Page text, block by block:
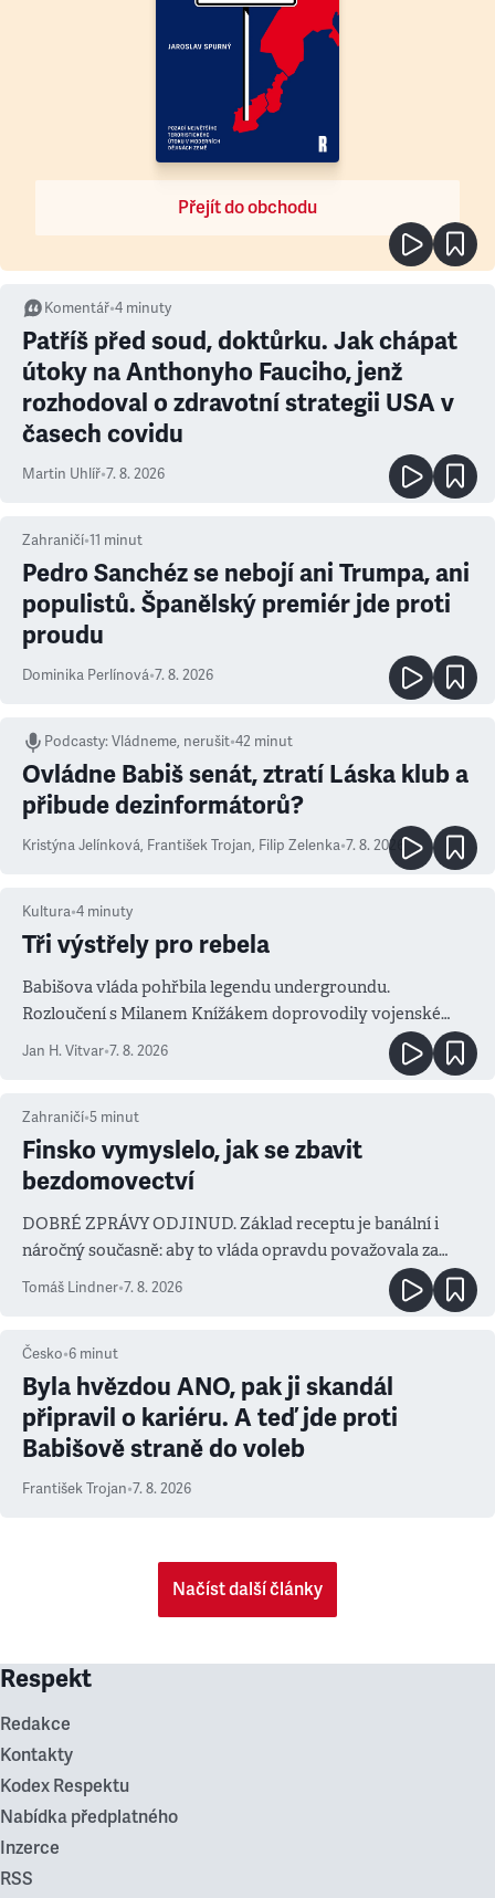
Přejít do obchodu
Komentář•4 minuty
Patříš před soud, doktůrku. Jak chápat
útoky na Anthonyho Fauciho, jenž
rozhodoval o zdravotní strategii USA v
časech covidu
Martin Uhlíř•7. 8. 2026
Zahraničí•11 minut
Pedro Sanchéz se nebojí ani Trumpa, ani
populistů. Španělský premiér jde proti
proudu
Dominika Perlínová•7. 8. 2026
Podcasty:Vládneme, nerušit•42 minut
Ovládne Babiš senát, ztratí Láska klub a
přibude dezinformátorů?
Kristýna Jelínková, František Trojan, Filip Zelenka•7. 8. 2026
Kultura•4 minuty
Tři výstřely pro rebela
Babišova vláda pohřbila legendu undergroundu.
Rozloučení s Milanem Knížákem doprovodily vojenské
salvy i kritika pokrokářů
Jan H. Vitvar•7. 8. 2026
Zahraničí•5 minut
Finsko vymyslelo, jak se zbavit
bezdomovectví
DOBRÉ ZPRÁVY ODJINUD. Základ receptu je banální i
náročný současně: aby to vláda opravdu považovala za
prioritu
Tomáš Lindner•7. 8. 2026
Česko•6 minut
Byla hvězdou ANO, pak ji skandál
připravil o kariéru. A teď jde proti
Babišově straně do voleb
František Trojan•7. 8. 2026
Načíst další články
Respekt
Redakce
Kontakty
Kodex Respektu
Nabídka předplatného
Inzerce
RSS